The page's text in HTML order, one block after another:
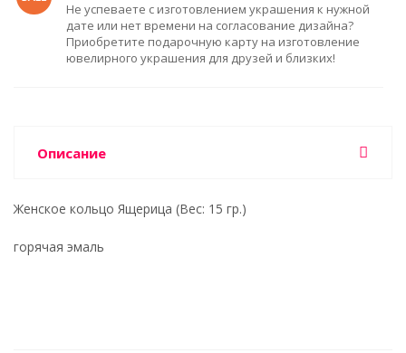
Не успеваете с изготовлением украшения к нужной
дате или нет времени на согласование дизайна?
Приобретите подарочную карту на изготовление
ювелирного украшения для друзей и близких!
Описание
Женское кольцо Ящерица (Вес: 15 гр.)
горячая эмаль